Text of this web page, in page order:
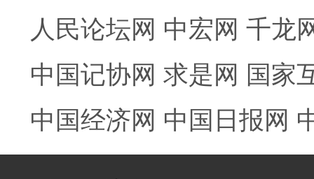
人民论坛网 中宏网 千龙
中国记协网 求是网 国家
中国经济网 中国日报网